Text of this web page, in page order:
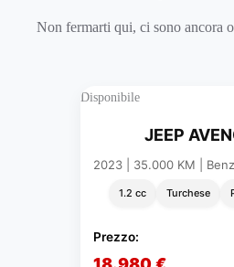
Non fermarti qui, ci sono ancora
Disponibile
JEEP
2023 | 35.000 KM |
1.2 cc Turchese
Prezzo: